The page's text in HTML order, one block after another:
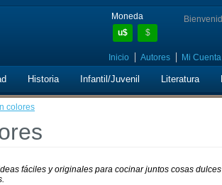
Moneda
u$
$
Inicio Autores Mi Cuenta
Historia Infantil/Juvenil Literatura
colores
fáciles y originales para cocinar juntos cosas